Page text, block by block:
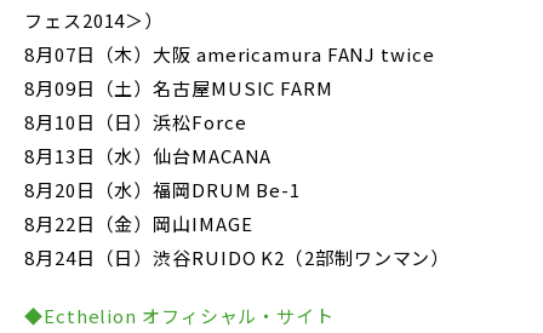
フェス2014＞）
8月07日（木）大阪 americamura FANJ twice
8月09日（土）名古屋MUSIC FARM
8月10日（日）浜松Force
8月13日（水）仙台MACANA
8月20日（水）福岡DRUM Be-1
8月22日（金）岡山IMAGE
8月24日（日）渋谷RUIDO K2（2部制ワンマン）
◆Ecthelion オフィシャル・サイト